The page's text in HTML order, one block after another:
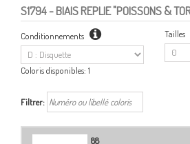
S1794- BIAIS REPLIE "POISSONS &
Conditionnements Tailles
Coloris disponibles: 1
Filtrer:
88